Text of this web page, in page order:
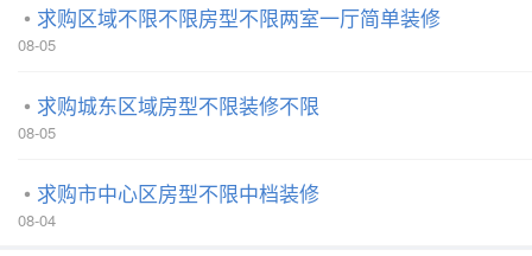
求购区域不限不限房型不限两室一厅简单装修
08-05
求购城东区域房型不限装修不限
08-05
求购市中心区房型不限中档装修
08-04